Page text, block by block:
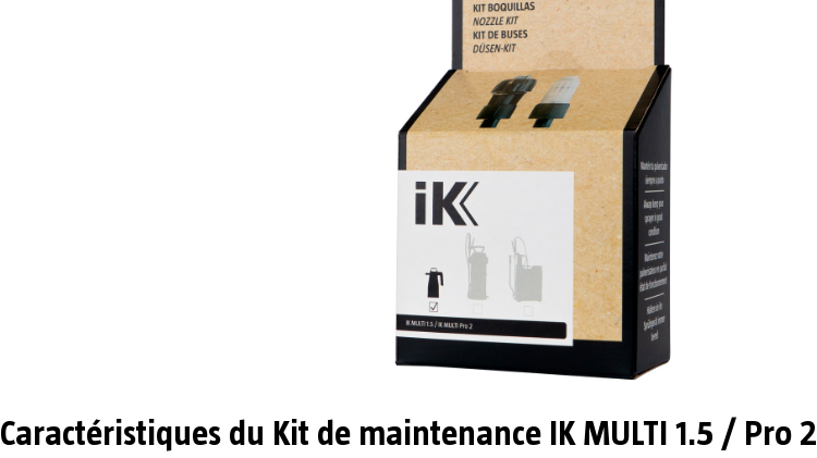
Caractéristiques du Kit de maintenance IK MULTI 1.5 / Pro 2